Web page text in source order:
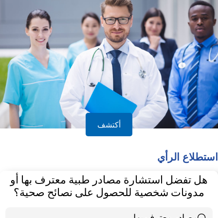
أكتشف
استطلاع الرأي
هل تفضل استشارة مصادر طبية معترف بها أو
مدونات شخصية للحصول على نصائح صحية؟